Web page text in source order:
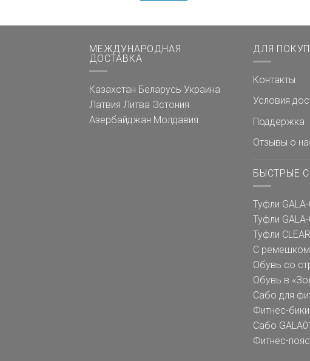
МЕЖДУНАРОДНАЯ
ДОСТАВКА
Казахстан Беларусь Украина
Латвия Литва Эстония
Азербайджан Молдавия
ДЛЯ
Контакты
Условия
Поддержка
Отзывы о
БЫСТРЫЕ
Туфли GALA-
Туфли
Туфли
С ремешком
Обувь со
Обувь в
Сабо для
Фитнес-
Сабо
Фитнес-